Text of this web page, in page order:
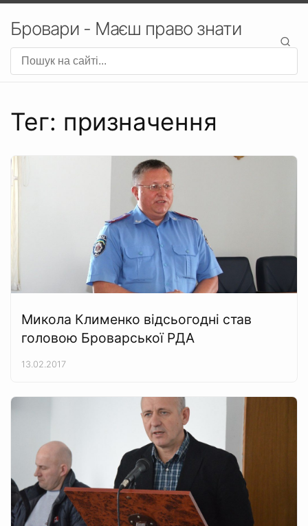
Бровари - Маєш право знати
Тег: призначення
Микола Клименко відсьогодні став
головою Броварської РДА
13.02.2017